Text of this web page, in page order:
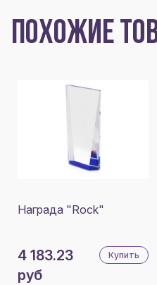
ПОХОЖИЕ
Награда "Rock"
4 183.23
руб
Купить